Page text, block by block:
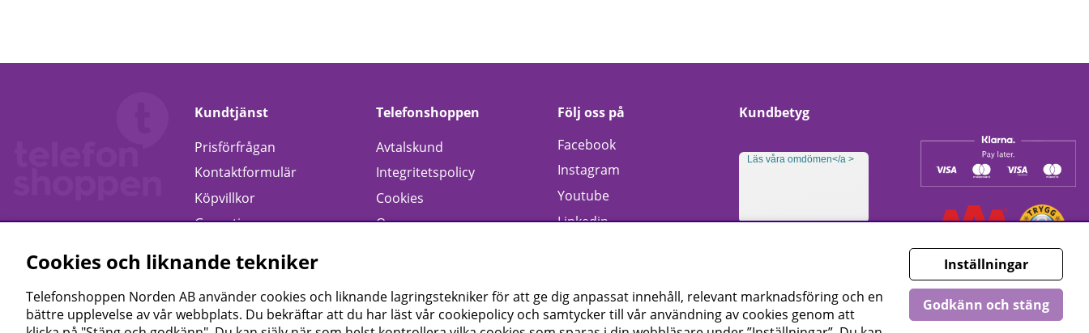
Kundtjänst
Prisförfrågan
Kontaktformulär
Köpvillkor
Garanti
Telefonshoppen
Avtalskund
Integritetspolicy
Cookies
Om oss
Följ oss på
Facebook
Instagram
Youtube
Linkedin
Kundbetyg
Läs våra omdömen</a >
Cookies och liknande tekniker
Telefonshoppen Norden AB använder cookies och liknande lagringstekniker för att ge dig anpassat innehåll, relevant marknadsföring och en
bättre upplevelse av vår webbplats. Du bekräftar att du har läst vår cookiepolicy och samtycker till vår användning av cookies genom att
Inställningar
Godkänn och stäng